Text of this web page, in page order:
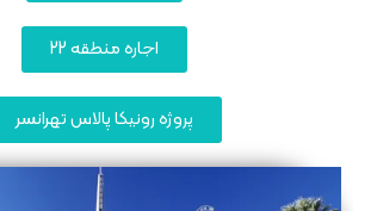
اجاره منطقه 22
پروژه رونیکا پالاس تهرانسر